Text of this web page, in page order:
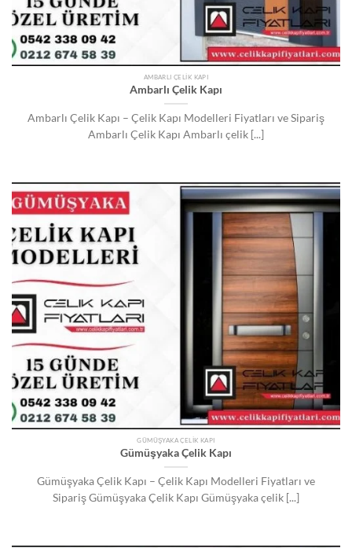
AMBARLI ÇELIK KAPI
Ambarlı Çelik Kapı
Ambarlı Çelik Kapı – Çelik Kapı Modelleri Fiyatları ve Sipariş
Ambarlı Çelik Kapı Ambarlı çelik [...]
GÜMÜŞYAKA ÇELIK KAPI
Gümüşyaka Çelik Kapı
Gümüşyaka Çelik Kapı – Çelik Kapı Modelleri Fiyatları ve
Sipariş Gümüşyaka Çelik Kapı Gümüşyaka çelik [...]